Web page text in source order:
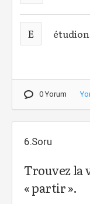
E
0 Yorum
6.Soru
Trouvez la
« partir ».